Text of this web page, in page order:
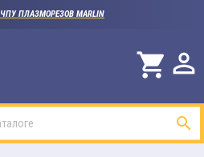
ЧПУ ПЛАЗМОРЕЗОВ MARLIN

shopping_cart
